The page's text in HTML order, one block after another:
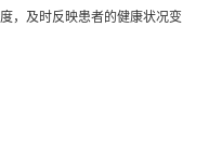
，及时反映患者的健康状况变